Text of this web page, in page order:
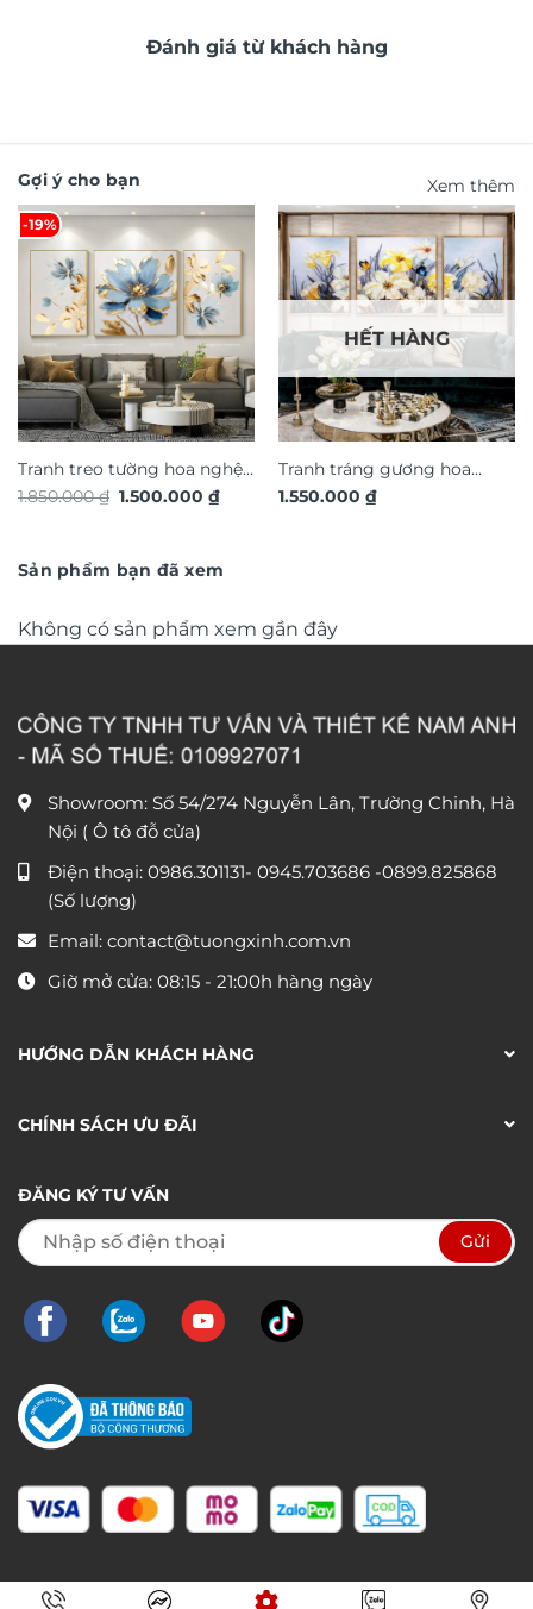
Đánh giá từ khách hàng
Gợi ý cho bạn Xem thêm
-19%
Tranh treo tường hoa nghệ
thuật in nổi 3D hiệu ứng dát
1.850.000₫ Giá
1.500.000₫Giá
HẾT HÀNG
Tranh tráng gương hoa
nghệ thuật TG4914S
1.550.000 ₫
Sản phẩm bạn đã xem
Không có sản phẩm xem gần đây
Showroom: Số 54/274 Nguyễn Lân, Trường Chinh, Hà
Nội ( Ô tô đỗ cửa)
Điện thoại: 0986.301131- 0945.703686 -0899.825868
(Số lượng)
Email: contact@tuongxinh.com.vn
Giờ mở cửa: 08:15 - 21:00h hàng ngày
HƯỚNG DẪN KHÁCH HÀNG
CHÍNH SÁCH ƯU ĐÃI
ĐĂNG KÝ TƯ VẤN